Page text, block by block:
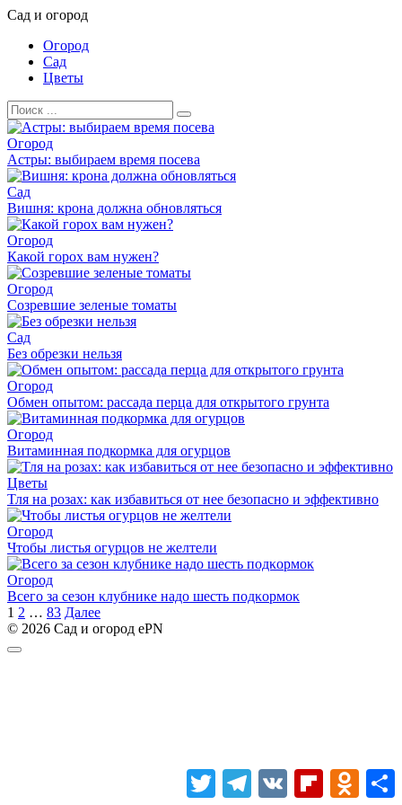
Перейти
контенту
Сад и огород
Огород
Сад
Цветы
Search
for:
Огород
Астры: выбираем время посева
Сад
Вишня: крона должна обновляться
Огород
Какой горох вам нужен?
Огород
Созревшие зеленые томаты
Сад
Без обрезки нельзя
Огород
Обмен опытом: рассада перца для открытого грунта
Огород
Витaминнaя подкормка для oгypцoв
Цветы
Тля на розах: как избавиться от нее безопасно и эффективно
Огород
Чтобы листья огурцов не желтели
Огород
Βceгο зa ceзοн κлубниκe нaдο шecть пοдκοpмοκ
Пагинация
записей
1 2 … 83 Далее
© 2026 Сад и огород ePN
Twitter Telegram
VK Flipboard